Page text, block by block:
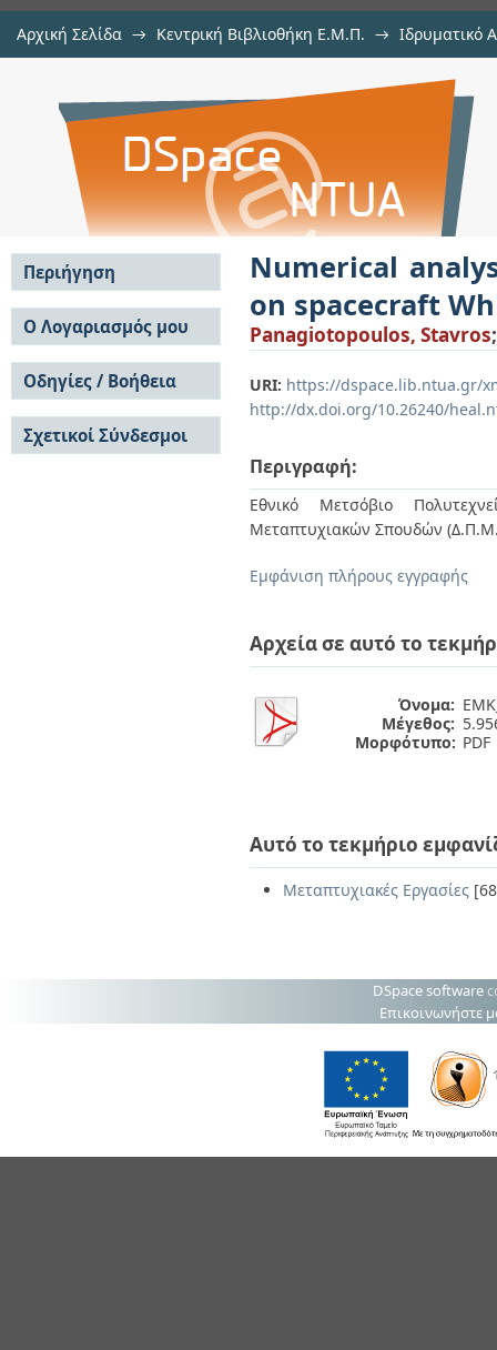
Αρχική Σελίδα → Κεντρική Βιβλιοθήκη Ε.Μ.Π. → Ιδρυματικό
Numerical analysis of
Whipple shield
Numerical
on spacecraft
Panagiotopoulos, Stavros
URI: https://dspace.lib.ntua.gr/
http://dx.doi.org/10.26240/
Περιγραφή:
Εθνικό Μετσόβιο
Μεταπτυχιακών Σπουδών
Εμφάνιση πλήρους εγγραφής
Αρχεία σε αυτό το
Όνομα:
Μέγεθος:
Μορφότυπο: PDF
Αυτό το τεκμήριο
Μεταπτυχιακές Εργασίες
Περιήγηση
Σε όλο το DSpace
Κοινότητες & Συλλογές
Ανά Ημερομηνία
Έκδοσης
Συγγραφείς
Τίτλοι
Θέματα
Ο Λογαριασμός μου
Σύνδεση
Εγγραφή
Οδηγίες / Βοήθεια
Οδηγίες Υποβολής
Οδηγίες Χρήσης ΙΑ
Συχνές Ερωτήσεις
Σχετικοί Σύνδεσμοι
DSpace software
Επικοινωνήστε